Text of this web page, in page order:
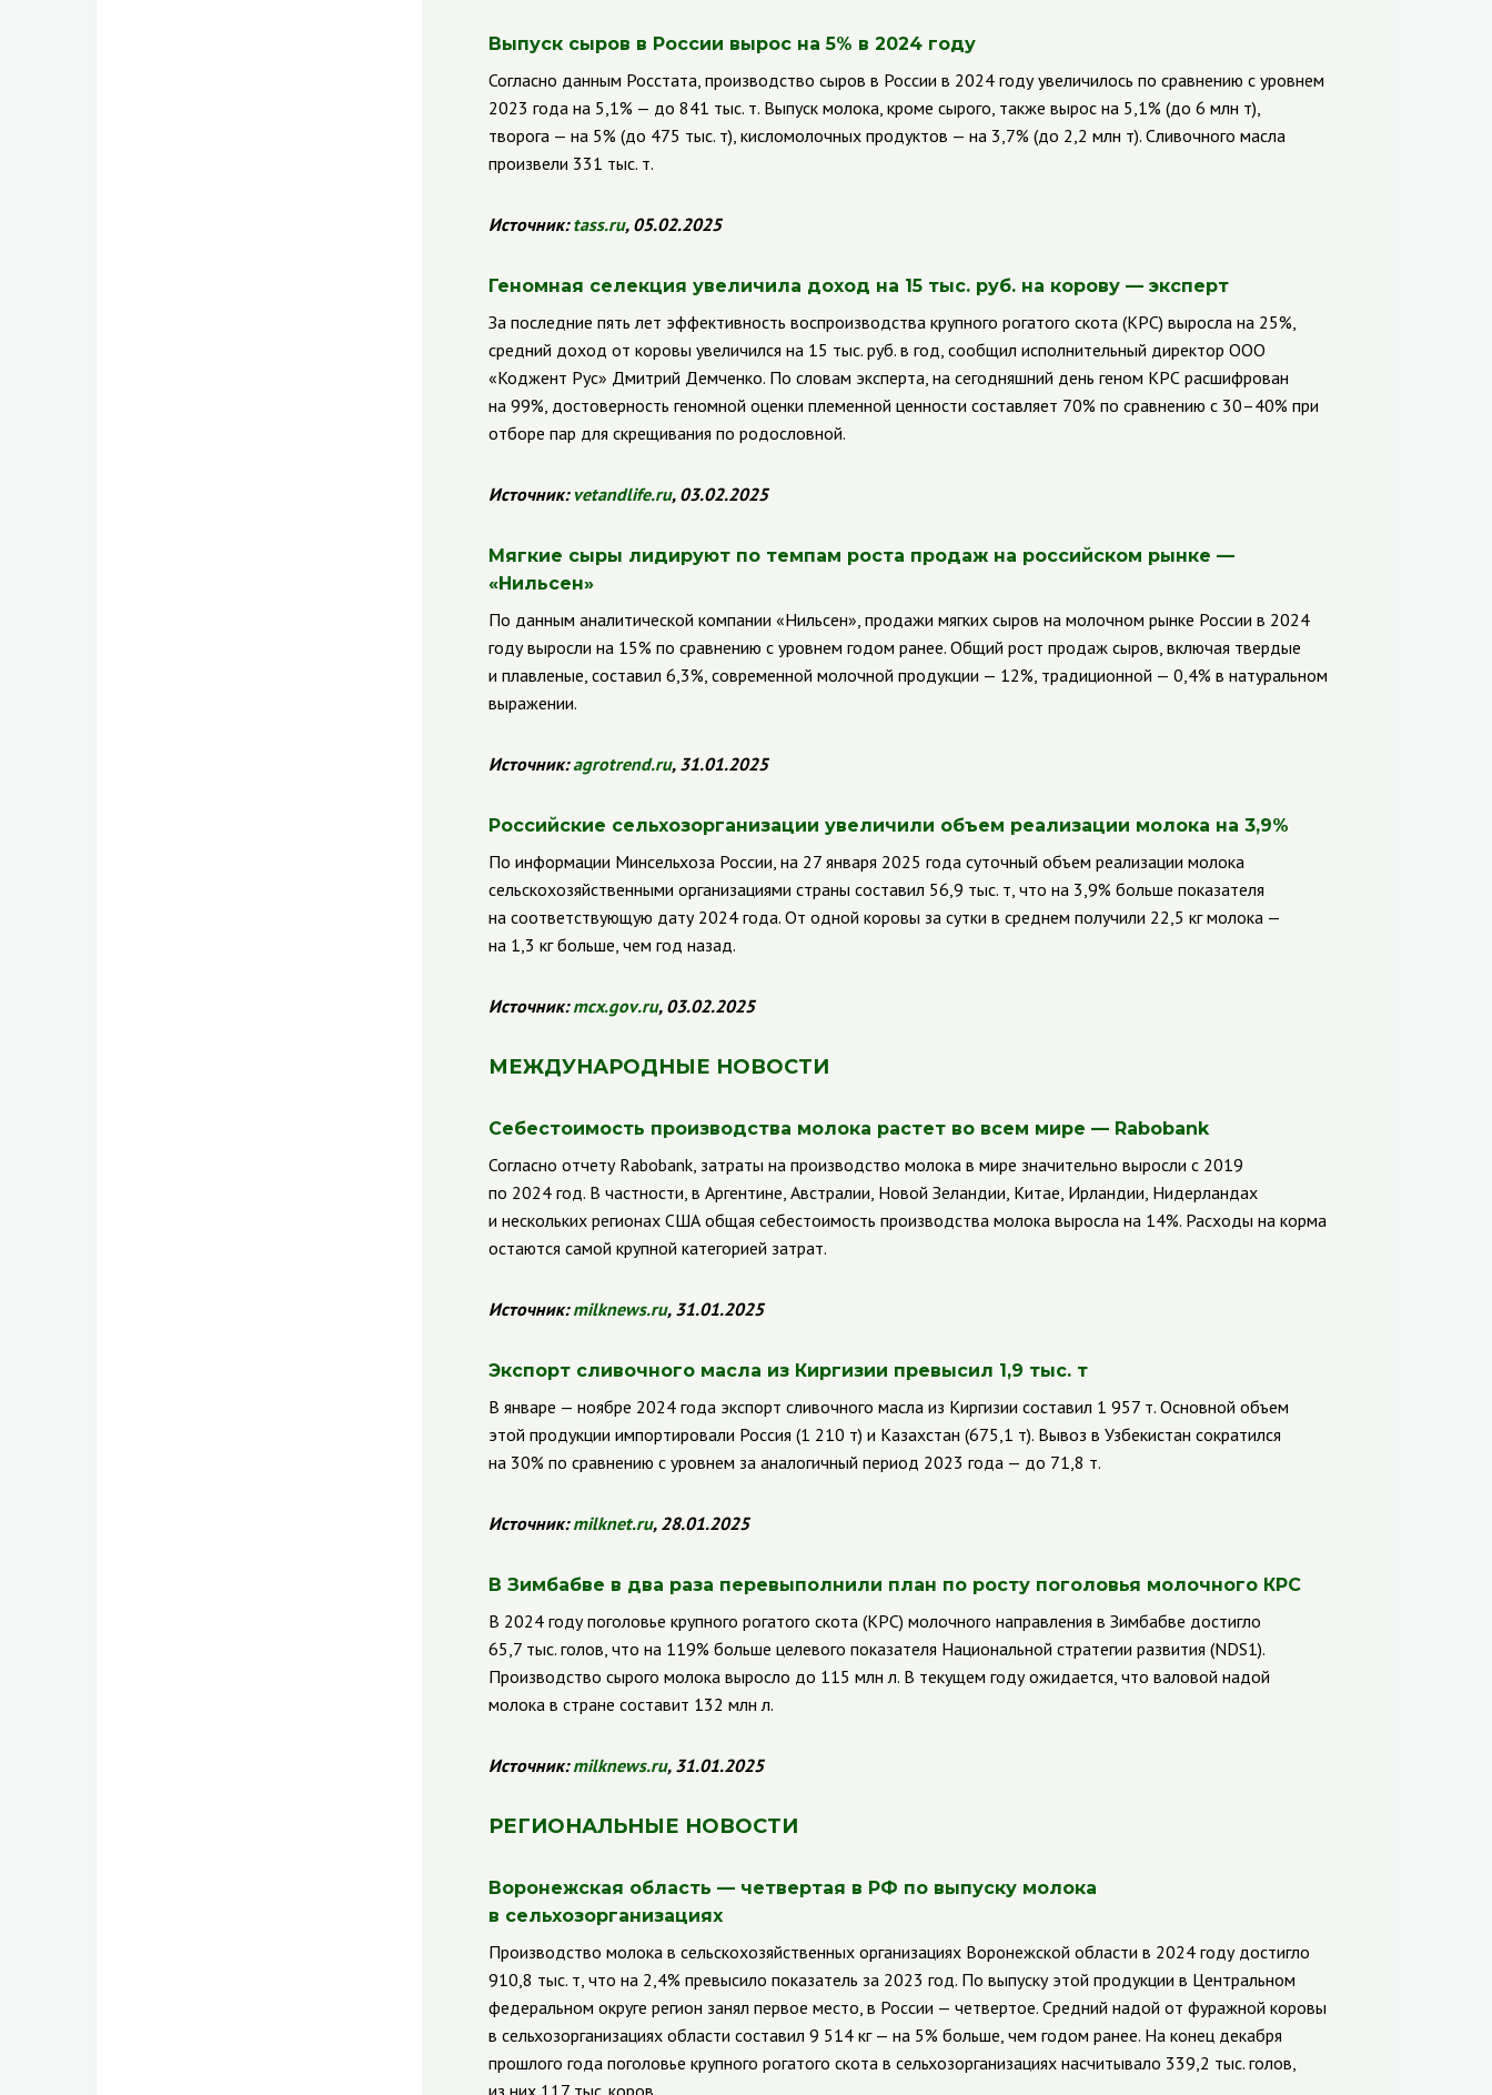
Выпуск сыров в России вырос на 5% в 2024 году
Согласно данным Росстата, производство сыров в России в 2024 году увеличилось по сравнению с уровнем
2023 года на 5,1% — до 841 тыс. т. Выпуск молока, кроме сырого, также вырос на 5,1% (до 6 млн т),
творога — на 5% (до 475 тыс. т), кисломолочных продуктов — на 3,7% (до 2,2 млн т). Сливочного масла
произвели 331 тыс. т.
Источник:tass.ru, 05.02.2025
Геномная селекция увеличила доход на 15 тыс. руб. на корову — эксперт
За последние пять лет эффективность воспроизводства крупного рогатого скота (КРС) выросла на 25%,
средний доход от коровы увеличился на 15 тыс. руб. в год, сообщил исполнительный директор ООО
«Коджент Рус» Дмитрий Демченко. По словам эксперта, на сегодняшний день геном КРС расшифрован
на 99%, достоверность геномной оценки племенной ценности составляет 70% по сравнению с 30–40% при
отборе пар для скрещивания по родословной.
Источник:vetandlife.ru, 03.02.2025
Мягкие сыры лидируют по темпам роста продаж на российском рынке —
«Нильсен»
По данным аналитической компании «Нильсен», продажи мягких сыров на молочном рынке России в 2024
году выросли на 15% по сравнению с уровнем годом ранее. Общий рост продаж сыров, включая твердые
и плавленые, составил 6,3%, современной молочной продукции — 12%, традиционной — 0,4% в натуральном
выражении.
Источник:agrotrend.ru, 31.01.2025
Российские сельхозорганизации увеличили объем реализации молока на 3,9%
По информации Минсельхоза России, на 27 января 2025 года суточный объем реализации молока
сельскохозяйственными организациями страны составил 56,9 тыс. т, что на 3,9% больше показателя
на соответствующую дату 2024 года. От одной коровы за сутки в среднем получили 22,5 кг молока —
на 1,3 кг больше, чем год назад.
Источник:mcx.gov.ru, 03.02.2025
МЕЖДУНАРОДНЫЕ НОВОСТИ
Себестоимость производства молока растет во всем мире — Rabobank
Согласно отчету Rabobank, затраты на производство молока в мире значительно выросли с 2019
по 2024 год. В частности, в Аргентине, Австралии, Новой Зеландии, Китае, Ирландии, Нидерландах
и нескольких регионах США общая себестоимость производства молока выросла на 14%. Расходы на корма
остаются самой крупной категорией затрат.
Источник:milknews.ru, 31.01.2025
Экспорт сливочного масла из Киргизии превысил 1,9 тыс. т
В январе — ноябре 2024 года экспорт сливочного масла из Киргизии составил 1 957 т. Основной объем
этой продукции импортировали Россия (1 210 т) и Казахстан (675,1 т). Вывоз в Узбекистан сократился
на 30% по сравнению с уровнем за аналогичный период 2023 года — до 71,8 т.
Источник:milknet.ru, 28.01.2025
В Зимбабве в два раза перевыполнили план по росту поголовья молочного КРС
В 2024 году поголовье крупного рогатого скота (КРС) молочного направления в Зимбабве достигло
65,7 тыс. голов, что на 119% больше целевого показателя Национальной стратегии развития (NDS1).
Производство сырого молока выросло до 115 млн л. В текущем году ожидается, что валовой надой
молока в стране составит 132 млн л.
Источник:milknews.ru, 31.01.2025
РЕГИОНАЛЬНЫЕ НОВОСТИ
Воронежская область — четвертая в РФ по выпуску молока
в сельхозорганизациях
Производство молока в сельскохозяйственных организациях Воронежской области в 2024 году достигло
910,8 тыс. т, что на 2,4% превысило показатель за 2023 год. По выпуску этой продукции в Центральном
федеральном округе регион занял первое место, в России — четвертое. Средний надой от фуражной коровы
в сельхозорганизациях области составил 9 514 кг — на 5% больше, чем годом ранее. На конец декабря
прошлого года поголовье крупного рогатого скота в сельхозорганизациях насчитывало 339,2 тыс. голов,
из них 117 тыс. коров.